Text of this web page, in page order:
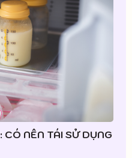
NÊN TÁI SỬ DỤNG